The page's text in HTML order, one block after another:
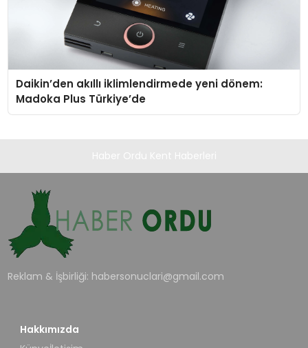
Daikin’den akıllı iklimlendirmede yeni dönem:
Madoka Plus Türkiye’de
Reklam & İşbirliği: habersonuclari@gmail.com
Hakkımızda